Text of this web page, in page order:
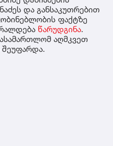
და განსაკუთრებით
ფაქტზე
წარუდგინა.
აღმკვეთ
შეუფარდა.